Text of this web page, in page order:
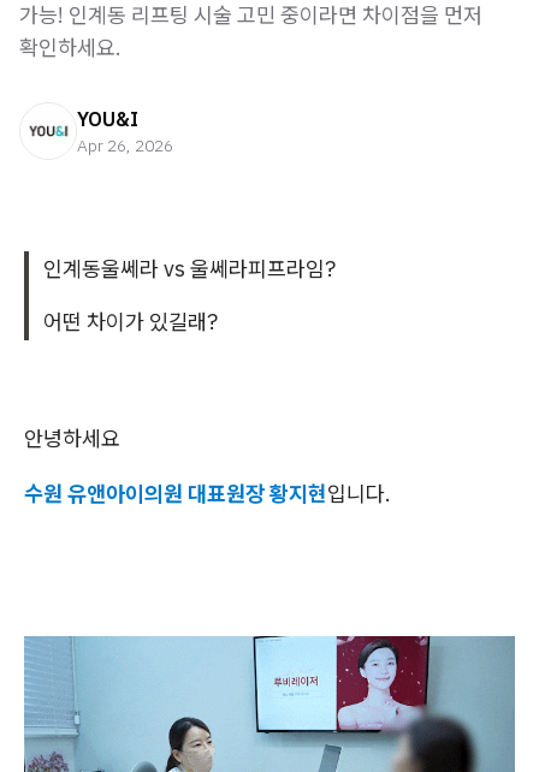
가능! 인계동 리프팅 시술 고민 중이라면 차이점을 먼저
확인하세요.
YOU&I
Apr 26, 2026
인계동울쎄라 vs 울쎄라피프라임?
어떤 차이가 있길래?
안녕하세요
수원 유앤아이의원 대표원장 황지현입니다.